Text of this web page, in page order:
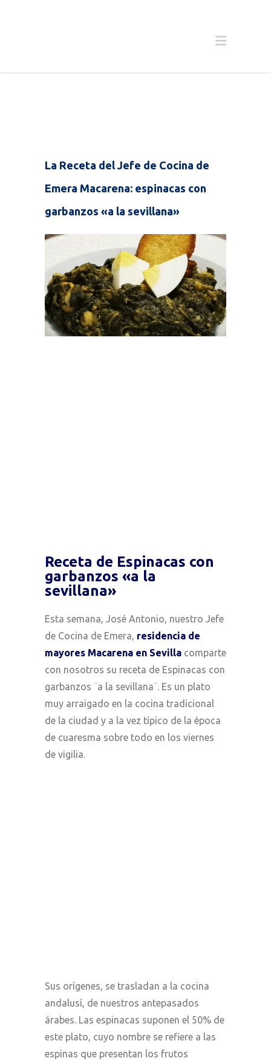
La Receta del Jefe de Cocina de
Emera Macarena: espinacas con
garbanzos «a la sevillana»
Receta de Espinacas con
garbanzos «a la
sevillana»
Esta semana, José Antonio, nuestro Jefe
de Cocina de Emera, residencia de
mayores Macarena en Sevilla comparte
con nosotros su receta de Espinacas con
garbanzos ¨a la sevillana¨. Es un plato
muy arraigado en la cocina tradicional
de la ciudad y a la vez típico de la época
de cuaresma sobre todo en los viernes
de vigilia.
Sus orígenes, se trasladan a la cocina
andalusí, de nuestros antepasados
árabes. Las espinacas suponen el 50% de
este plato, cuyo nombre se refiere a las
espinas que presentan los frutos